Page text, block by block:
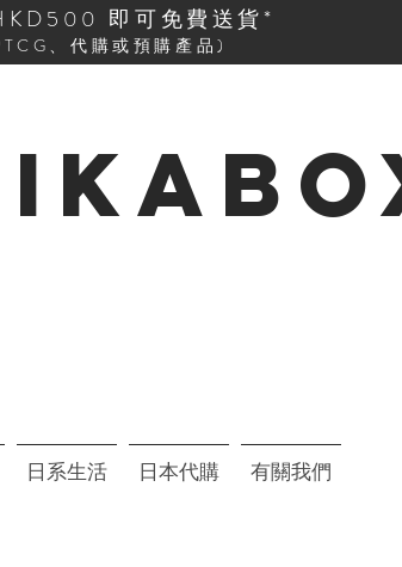
即可免費送貨*
、代購或預購產品)
日系生活 日本代購 有關我們